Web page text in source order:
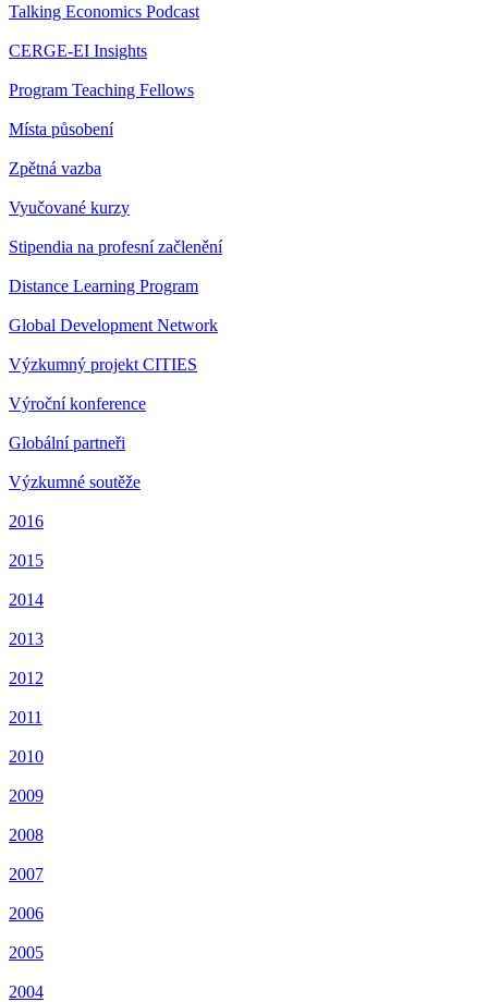
Talking Economics Podcast
CERGE-EI Insights
Program Teaching Fellows
Místa působení
Zpětná vazba
Vyučované kurzy
Stipendia na profesní začlenění
Distance Learning Program
Global Development Network
Výzkumný projekt CITIES
Výroční konference
Globální partneři
Výzkumné soutěže
2016
2015
2014
2013
2012
2011
2010
2009
2008
2007
2006
2005
2004